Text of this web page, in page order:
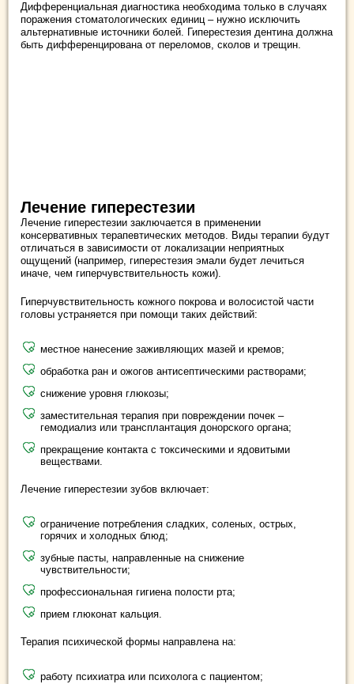
Дифференциальная диагностика необходима только в случаях
поражения стоматологических единиц – нужно исключить
альтернативные источники болей. Гиперестезия дентина должна
быть дифференцирована от переломов, сколов и трещин.
Лечение гиперестезии
Лечение гиперестезии заключается в применении
консервативных терапевтических методов. Виды терапии будут
отличаться в зависимости от локализации неприятных
ощущений (например, гиперестезия эмали будет лечиться
иначе, чем гиперчувствительность кожи).
Гиперчувствительность кожного покрова и волосистой части
головы устраняется при помощи таких действий:
местное нанесение заживляющих мазей и кремов;
обработка ран и ожогов антисептическими растворами;
снижение уровня глюкозы;
заместительная терапия при повреждении почек –
гемодиализ или трансплантация донорского органа;
прекращение контакта с токсическими и ядовитыми
веществами.
Лечение гиперестезии зубов включает:
ограничение потребления сладких, соленых, острых,
горячих и холодных блюд;
зубные пасты, направленные на снижение
чувствительности;
профессиональная гигиена полости рта;
прием глюконат кальция.
Терапия психической формы направлена на:
работу психиатра или психолога с пациентом;